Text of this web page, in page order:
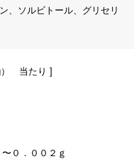
、ソルビトール、グリセリ
） 当たり ]
０．００２ｇ